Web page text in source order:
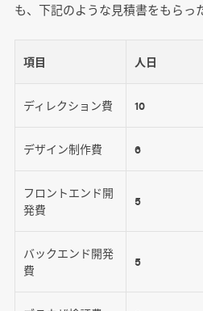
も、下記のような見積書をもらっ
項目 人日
ディレクション費 10
デザイン制作費 6
フロントエンド開
発費
5
バックエンド開発
費
5